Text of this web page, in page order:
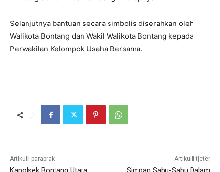
Selanjutnya bantuan secara simbolis diserahkan oleh
Walikota Bontang dan Wakil Walikota Bontang kepada
Perwakilan Kelompok Usaha Bersama.
Artikulli paraprak
Kapolsek Bontang Utara
Artikulli tjetër
Simpan Sabu-Sabu Dalam